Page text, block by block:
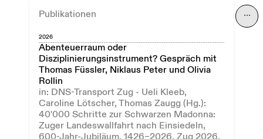
⋯
Publikationen
2026
Abenteuerraum oder
Disziplinierungsinstrument? Gespräch mit
Thomas Füssler, Niklaus Peter und Olivia
Rollin
in: DNS-Transport Zug - Ueli Kleeb,
Caroline Lötscher, Thomas Zaugg (Hg.):
40'000 Schritte zur Schwarzen Madonna:
Zuger Landeswallfahrt nach Einsiedeln,